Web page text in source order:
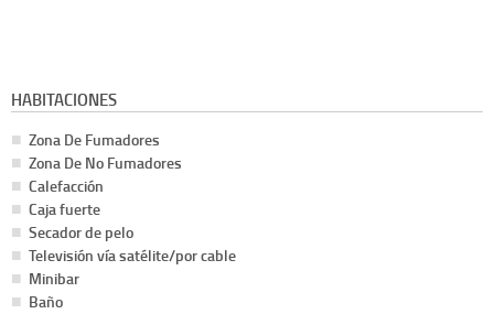
HABITACIONES
Zona De Fumadores
Zona De No Fumadores
Calefacción
Caja fuerte
Secador de pelo
Televisión vía satélite/por cable
Minibar
Baño